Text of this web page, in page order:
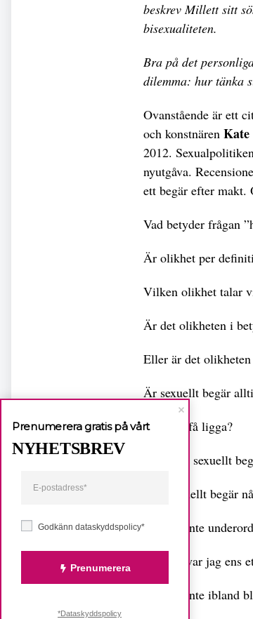
beskrev Millett sitt
bisexualiteten.
Bra på det
dilemma: hur tänka
Ovanstående är ett
och konstnären
2012.
nyutgåva.
ett begär efter makt.
Vad betyder frågan
Är olikhet per
Vilken olikhet talar
Är det olikheten i
Eller är det
Är sexuellt begär
Efter att få ligga?
Eller kan sexuellt
Kan sexuellt begär
Blir jag inte
Eftersträvar jag
Vill jag inte ibland
Godkänn dataskyddspolicy*
Prenumerera
Prenumerera gratis på vårt
NYHETSBREV
*Dataskyddspolicy